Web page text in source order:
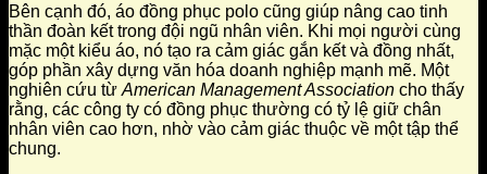
Bên cạnh đó, áo đồng phục polo cũng giúp nâng cao tinh
thần đoàn kết trong đội ngũ nhân viên. Khi mọi người cùng
mặc một kiểu áo, nó tạo ra cảm giác gắn kết và đồng nhất,
góp phần xây dựng văn hóa doanh nghiệp mạnh mẽ. Một
nghiên cứu từ American Management Association cho thấy
rằng, các công ty có đồng phục thường có tỷ lệ giữ chân
nhân viên cao hơn, nhờ vào cảm giác thuộc về một tập thể
chung.